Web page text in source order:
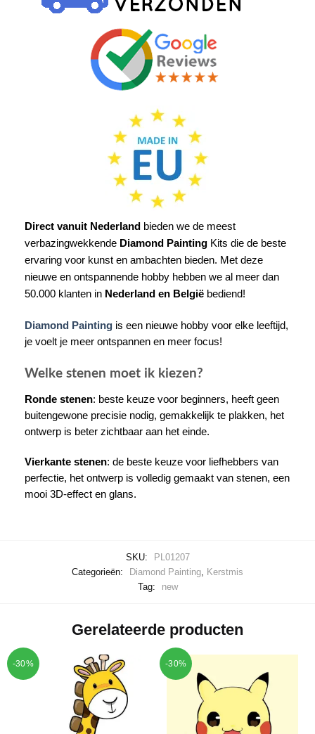
Direct vanuit Nederland bieden we de meest
verbazingwekkende Diamond Painting Kits die de beste
ervaring voor kunst en ambachten bieden. Met deze
nieuwe en ontspannende hobby hebben we al meer dan
50.000 klanten in Nederland en België bediend!
Diamond Painting is een nieuwe hobby voor elke leeftijd,
je voelt je meer ontspannen en meer focus!
Welke stenen moet ik kiezen?
Ronde stenen: beste keuze voor beginners, heeft geen
buitengewone precisie nodig, gemakkelijk te plakken, het
ontwerp is beter zichtbaar aan het einde.
Vierkante stenen: de beste keuze voor liefhebbers van
perfectie, het ontwerp is volledig gemaakt van stenen, een
mooi 3D-effect en glans.
SKU:
PL01207
Categorieën:
Diamond Painting, Kerstmis
Tag:
new
Gerelateerde producten
-30% -30%